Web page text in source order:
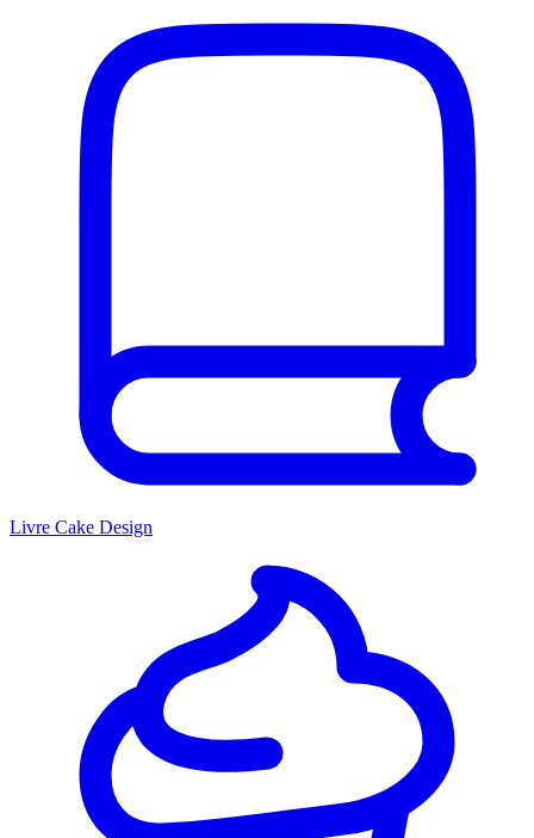
Livre Cake Design